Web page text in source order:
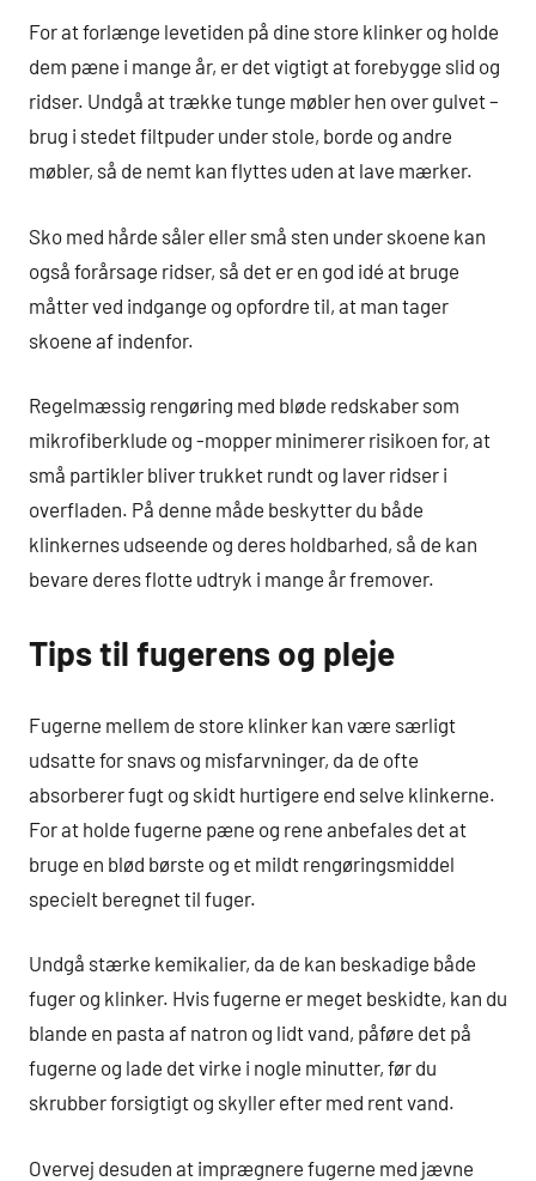
For at forlænge levetiden på dine store klinker og holde
dem pæne i mange år, er det vigtigt at forebygge slid og
ridser. Undgå at trække tunge møbler hen over gulvet –
brug i stedet filtpuder under stole, borde og andre
møbler, så de nemt kan flyttes uden at lave mærker.
Sko med hårde såler eller små sten under skoene kan
også forårsage ridser, så det er en god idé at bruge
måtter ved indgange og opfordre til, at man tager
skoene af indenfor.
Regelmæssig rengøring med bløde redskaber som
mikrofiberklude og -mopper minimerer risikoen for, at
små partikler bliver trukket rundt og laver ridser i
overfladen. På denne måde beskytter du både
klinkernes udseende og deres holdbarhed, så de kan
bevare deres flotte udtryk i mange år fremover.
Tips til fugerens og pleje
Fugerne mellem de store klinker kan være særligt
udsatte for snavs og misfarvninger, da de ofte
absorberer fugt og skidt hurtigere end selve klinkerne.
For at holde fugerne pæne og rene anbefales det at
bruge en blød børste og et mildt rengøringsmiddel
specielt beregnet til fuger.
Undgå stærke kemikalier, da de kan beskadige både
fuger og klinker. Hvis fugerne er meget beskidte, kan du
blande en pasta af natron og lidt vand, påføre det på
fugerne og lade det virke i nogle minutter, før du
skrubber forsigtigt og skyller efter med rent vand.
Overvej desuden at imprægnere fugerne med jævne